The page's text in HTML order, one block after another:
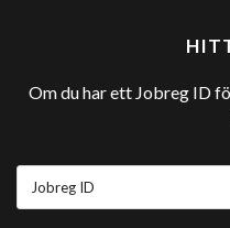
Om du har ett Jobreg ID